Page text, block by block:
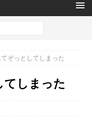
ぞっとしてしまった
しまった